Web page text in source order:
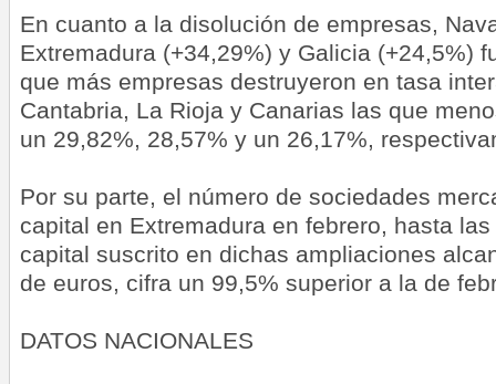
En cuanto a la disolución de empresas,
Extremadura (+34,29%) y Galicia (+24,5%)
que más empresas destruyeron en tasa
Cantabria, La Rioja y Canarias las que
un 29,82%, 28,57% y un 26,17%,
Por su parte, el número de sociedades
capital en Extremadura en febrero, hasta
capital suscrito en dichas ampliaciones
de euros, cifra un 99,5% superior a la de
DATOS NACIONALES